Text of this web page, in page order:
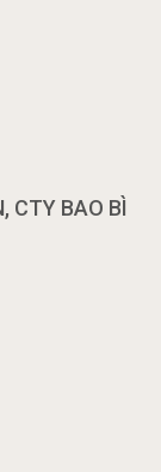
CTY BAO BÌ